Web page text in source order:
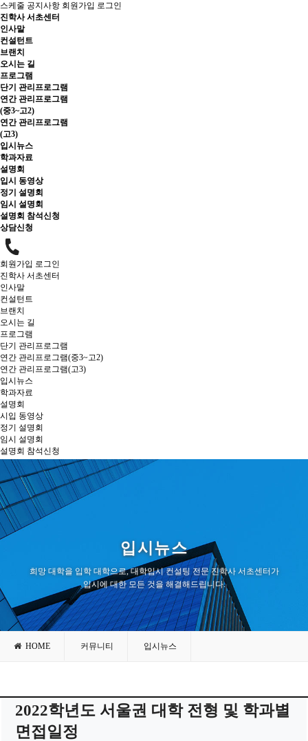
스케줄 공지사항 회원가입 로그인
진학사 서초센터
인사말
컨설턴트
브랜치
오시는 길
프로그램
단기 관리프로그램
연간 관리프로그램
(중3~고2)
연간 관리프로그램
(고3)
입시뉴스
학과자료
설명회
입시 동영상
정기 설명회
임시 설명회
설명회 참석신청
상담신청
회원가입 로그인
진학사 서초센터
인사말
컨설턴트
브랜치
오시는 길
프로그램
단기 관리프로그램
연간 관리프로그램(중3~고2)
연간 관리프로그램(고3)
입시뉴스
학과자료
설명회
시입 동영상
정기 설명회
임시 설명회
설명회 참석신청
상담신청
커뮤니티
스케줄
공지사항
입시뉴스
희망 대학을 입학 대학으로, 대학입시 컨설팅 전문 진학사 서초센터가
입시에 대한 모든 것을 해결해드립니다.
HOME 커뮤니티 입시뉴스
2022학년도 서울권 대학 전형 및 학과별
면접일정